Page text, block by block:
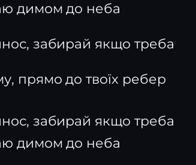
димом до неба
забирай якщо треба
прямо до твоїх ребер
забирай якщо треба
димом до неба